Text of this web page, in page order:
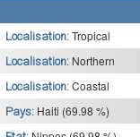
Localisation: Tropical
Localisation: Northern
Localisation: Coastal
Pays: Haiti (69.98 %)